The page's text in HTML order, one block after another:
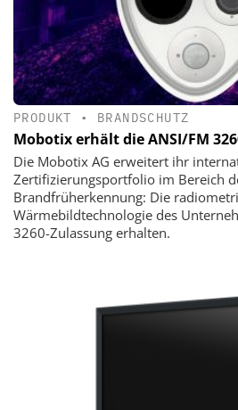
PRODUKT • BRANDSCHUTZ
Mobotix erhält die ANSI/FM
Die Mobotix AG erweitert ihr
Zertifizierungsportfolio im Bereich
Brandfrüherkennung: Die
Wärmebildtechnologie des
3260-Zulassung erhalten.